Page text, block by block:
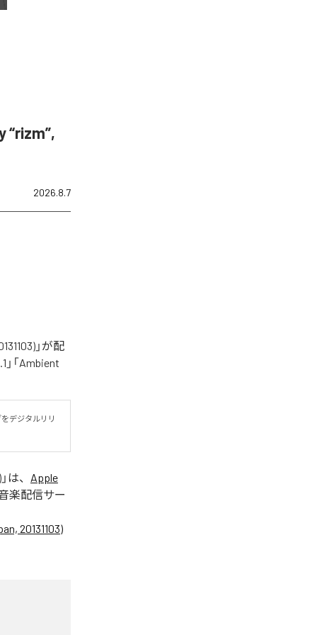
“rizm”,
2026.8.7
」が配
「Ambient
デジタルリリ
」は、 Apple
楽配信サー
20131103)